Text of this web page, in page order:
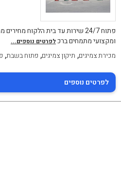
פתוח 24/7 שירות עד בית הלקוח
ומקצועי מתמחים ברכלפרטים נוספים...
מכירת צמיגים, תיקון צמיגים, פתוח בשבת,
לפרטים נוספים